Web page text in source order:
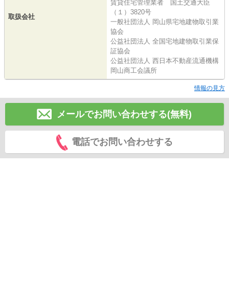
取扱会社
賃貸住宅管理業者 国土交通大臣
（１）3820号
一般社団法人 岡山県宅地建物取引業
協会
公益社団法人 全国宅地建物取引業保
証協会
公益社団法人 西日本不動産流通機構
岡山商工会議所
情報の見方
メールでお問い合わせする(無料)
電話でお問い合わせする